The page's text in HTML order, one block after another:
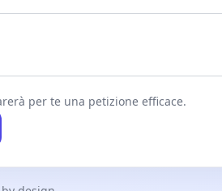
per te una petizione efficace.